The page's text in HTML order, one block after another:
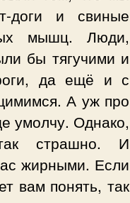
доги и свиные
мышц. Люди,
бы тягучими и
да ещё и с
А уж про
умолчу. Однако,
страшно. И
жирными. Если
вам понять, так